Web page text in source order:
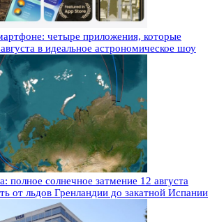
четыре приложения, которые
в идеальное астрономическое шоу
полное солнечное затмение 12 августа
от льдов Гренландии до закатной Испании